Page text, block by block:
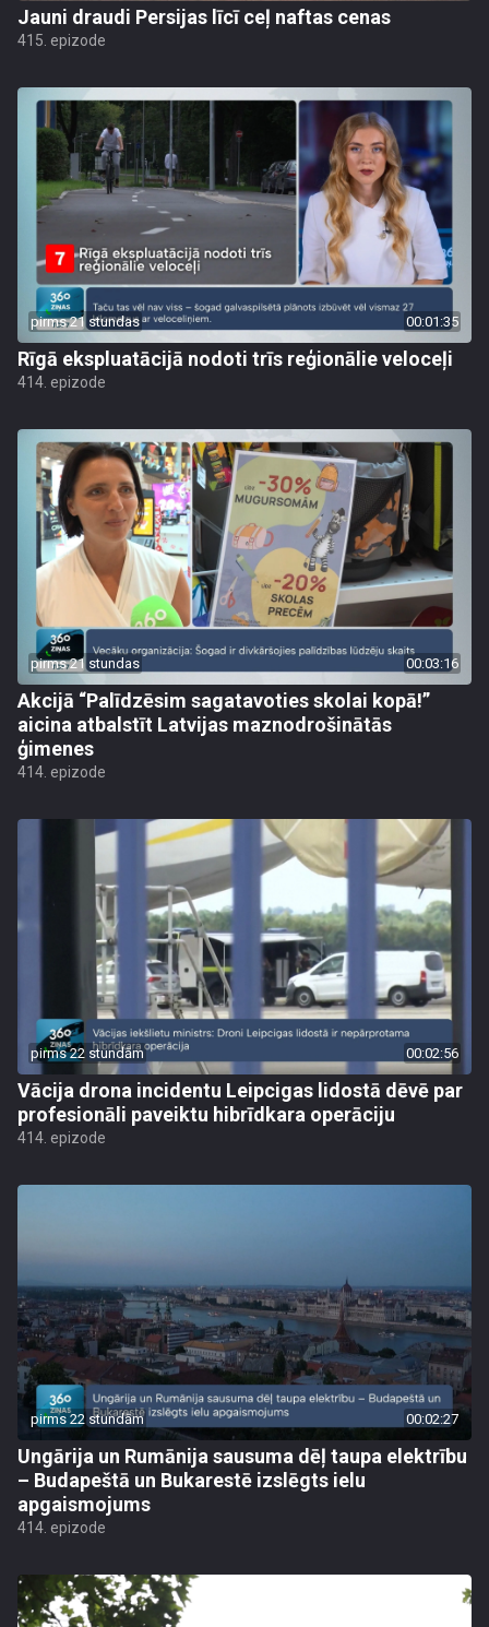
Jauni draudi Persijas līcī ceļ naftas cenas
415. epizode
pirms 21 stundas 00:01:35
Rīgā ekspluatācijā nodoti trīs reģionālie veloceļi
414. epizode
pirms 21 stundas 00:03:16
Akcijā “Palīdzēsim sagatavoties skolai kopā!”
aicina atbalstīt Latvijas maznodrošinātās
ģimenes
414. epizode
pirms 22 stundām 00:02:56
Vācija drona incidentu Leipcigas lidostā dēvē par
profesionāli paveiktu hibrīdkara operāciju
414. epizode
pirms 22 stundām 00:02:27
Ungārija un Rumānija sausuma dēļ taupa elektrību
– Budapeštā un Bukarestē izslēgts ielu
apgaismojums
414. epizode